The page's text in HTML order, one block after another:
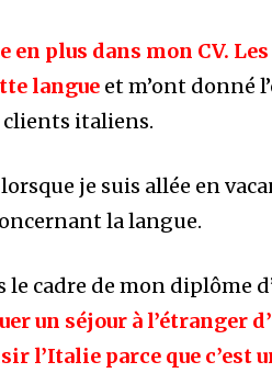
en plus dans mon CV.
langue et m’ont donné
clients italiens.
je suis allée en
la langue.
cadre de mon diplôme
un séjour à l’étranger
l’Italie parce que c’est